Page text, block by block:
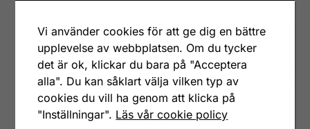
Vi använder cookies för att ge dig en bättre
upplevelse av webbplatsen. Om du tycker
det är ok, klickar du bara på "Acceptera
alla". Du kan såklart välja vilken typ av
cookies du vill ha genom att klicka på
"Inställningar". Läs vår cookie policy